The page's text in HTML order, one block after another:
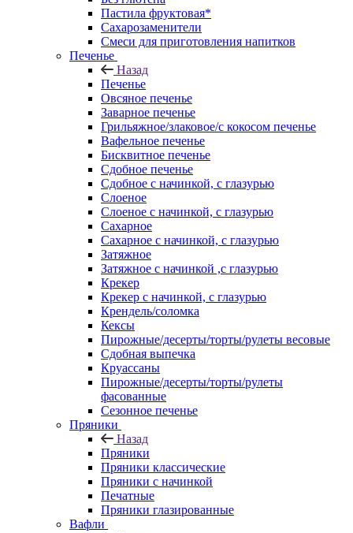
Пастила фруктовая*
Сахарозаменители
Смеси для приготовления напитков
Печенье
Назад
Печенье
Овсяное печенье
Заварное печенье
Грильяжное/злаковое/с кокосом печенье
Вафельное печенье
Бисквитное печенье
Сдобное печенье
Сдобное с начинкой, с глазурью
Слоеное
Слоеное с начинкой, с глазурью
Сахарное
Сахарное с начинкой, с глазурью
Затяжное
Затяжное с начинкой ,с глазурью
Крекер
Крекер с начинкой, с глазурью
Крендель/соломка
Кексы
Пирожные/десерты/торты/рулеты весовые
Сдобная выпечка
Круассаны
Пирожные/десерты/торты/рулеты
фасованные
Сезонное печенье
Пряники
Назад
Пряники
Пряники классические
Пряники с начинкой
Печатные
Пряники глазированные
Вафли